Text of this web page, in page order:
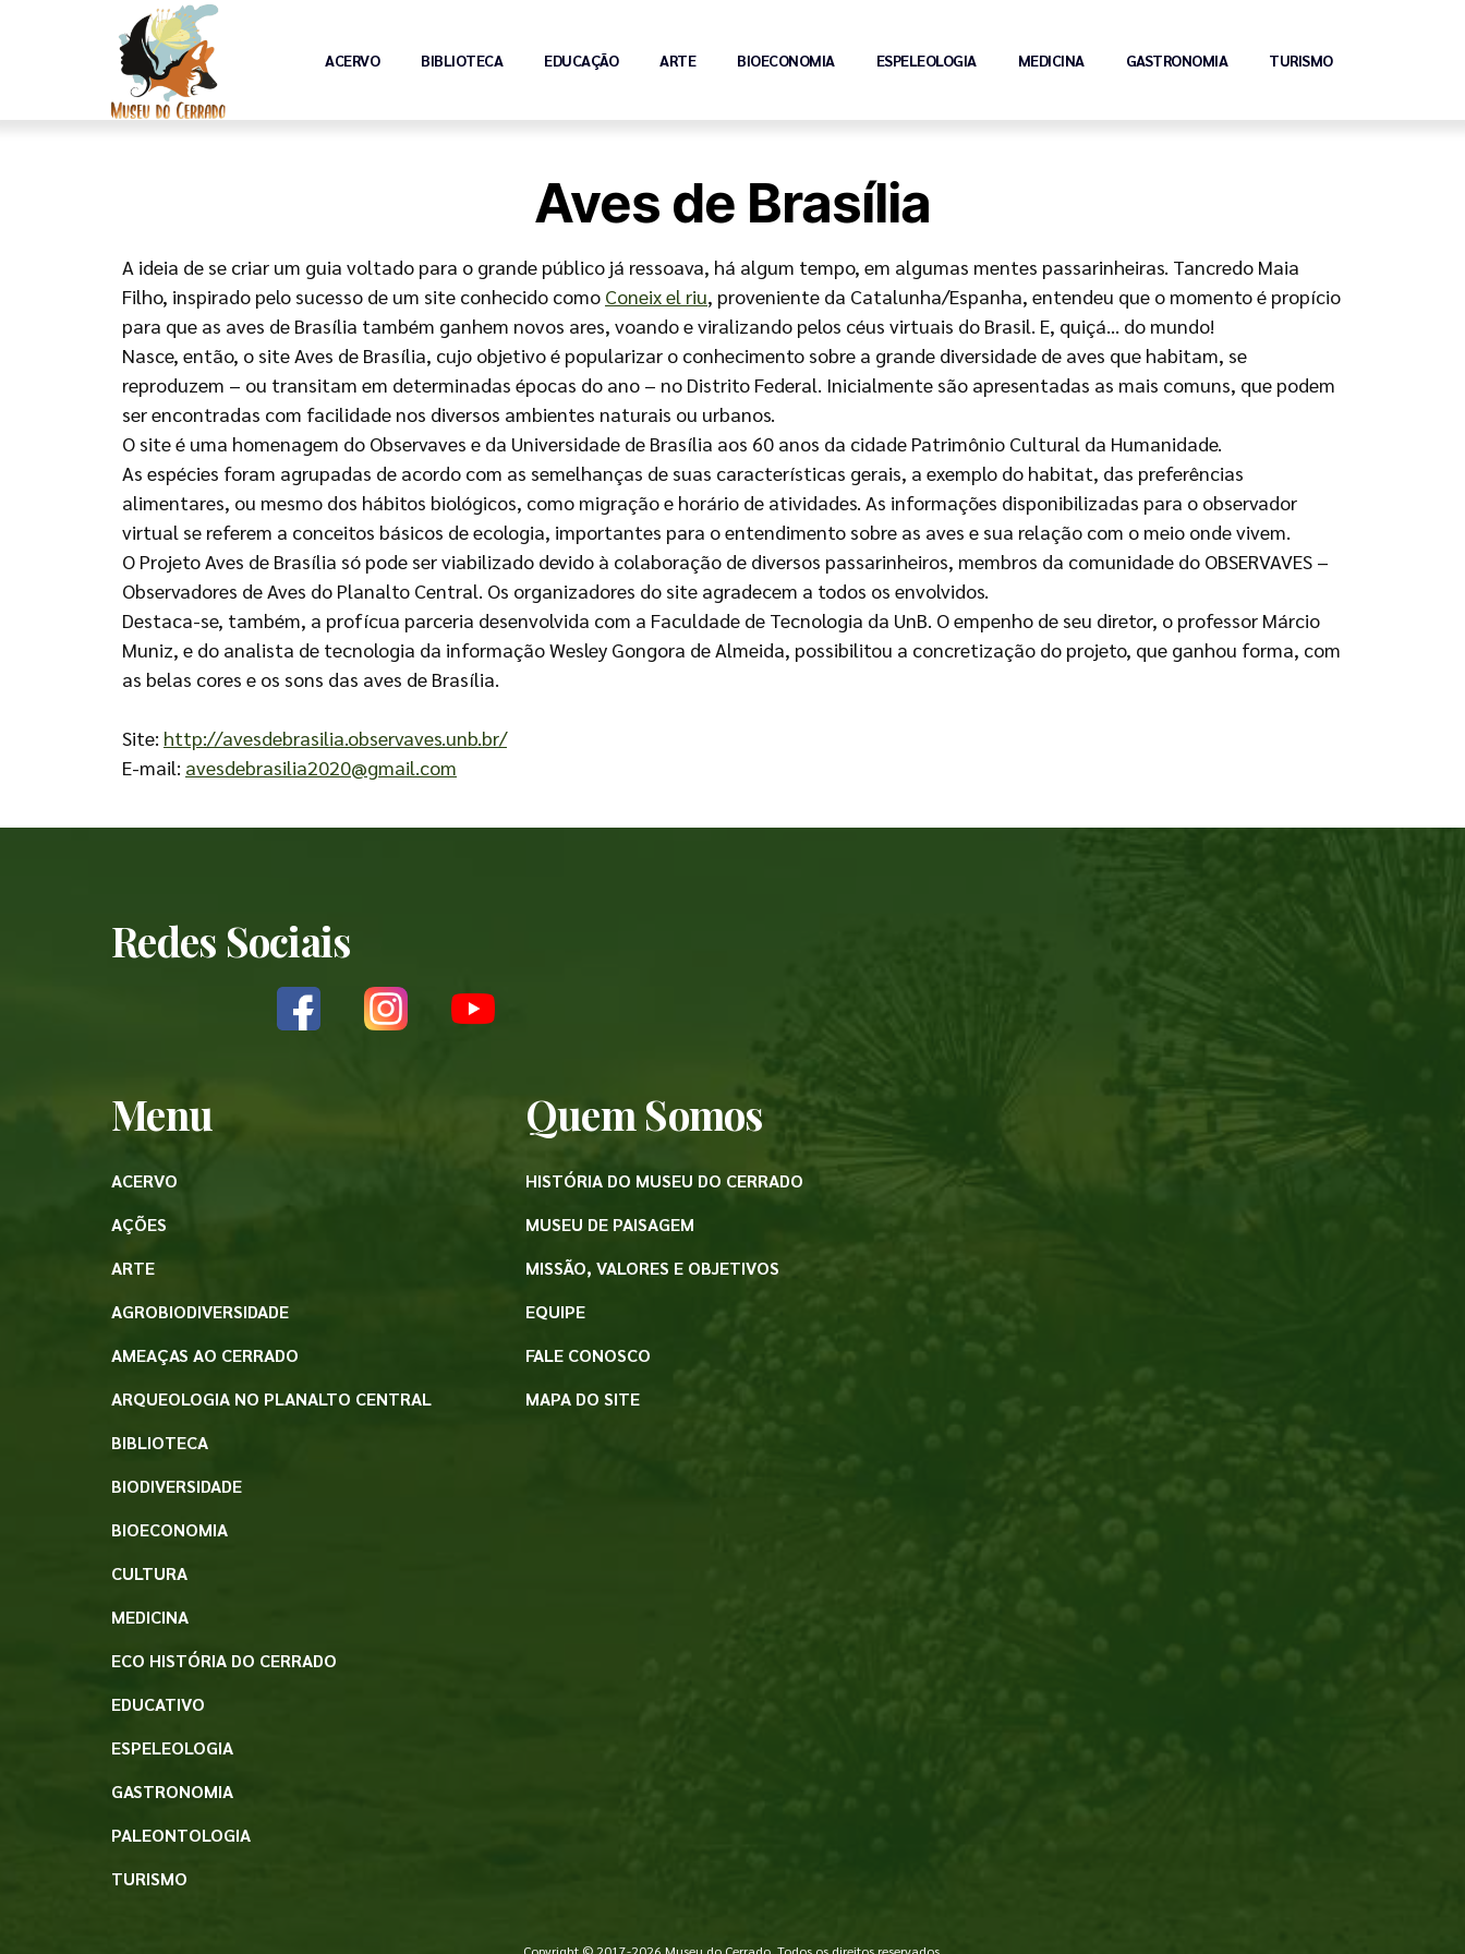
ACERVO BIBLIOTECA EDUCAÇÃO ARTE BIOECONOMIA ESPELEOLOGIA MEDICINA GASTRONOMIA TURISMO
Aves de Brasília
A ideia de se criar um guia voltado para o grande público já ressoava, há algum tempo, em algumas mentes passarinheiras. Tancredo Maia
Filho, inspirado pelo sucesso de um site conhecido como Coneix el riu, proveniente da Catalunha/Espanha, entendeu que o momento é propício
para que as aves de Brasília também ganhem novos ares, voando e viralizando pelos céus virtuais do Brasil. E, quiçá… do mundo!
Nasce, então, o site Aves de Brasília, cujo objetivo é popularizar o conhecimento sobre a grande diversidade de aves que habitam, se
reproduzem – ou transitam em determinadas épocas do ano – no Distrito Federal. Inicialmente são apresentadas as mais comuns, que podem
ser encontradas com facilidade nos diversos ambientes naturais ou urbanos.
O site é uma homenagem do Observaves e da Universidade de Brasília aos 60 anos da cidade Patrimônio Cultural da Humanidade.
As espécies foram agrupadas de acordo com as semelhanças de suas características gerais, a exemplo do habitat, das preferências
alimentares, ou mesmo dos hábitos biológicos, como migração e horário de atividades. As informações disponibilizadas para o observador
virtual se referem a conceitos básicos de ecologia, importantes para o entendimento sobre as aves e sua relação com o meio onde vivem.
O Projeto Aves de Brasília só pode ser viabilizado devido à colaboração de diversos passarinheiros, membros da comunidade do OBSERVAVES –
Observadores de Aves do Planalto Central. Os organizadores do site agradecem a todos os envolvidos.
Destaca-se, também, a profícua parceria desenvolvida com a Faculdade de Tecnologia da UnB. O empenho de seu diretor, o professor Márcio
Muniz, e do analista de tecnologia da informação Wesley Gongora de Almeida, possibilitou a concretização do projeto, que ganhou forma, com
as belas cores e os sons das aves de Brasília.
Site: http://avesdebrasilia.observaves.unb.br/
E-mail: avesdebrasilia2020@gmail.com
Redes Sociais
Menu
ACERVO
AÇÕES
ARTE
AGROBIODIVERSIDADE
AMEAÇAS AO CERRADO
ARQUEOLOGIA NO PLANALTO CENTRAL
BIBLIOTECA
BIODIVERSIDADE
BIOECONOMIA
CULTURA
MEDICINA
ECO HISTÓRIA DO CERRADO
EDUCATIVO
ESPELEOLOGIA
GASTRONOMIA
PALEONTOLOGIA
TURISMO
Quem Somos
HISTÓRIA DO MUSEU DO CERRADO
MUSEU DE PAISAGEM
MISSÃO, VALORES E OBJETIVOS
EQUIPE
FALE CONOSCO
MAPA DO SITE